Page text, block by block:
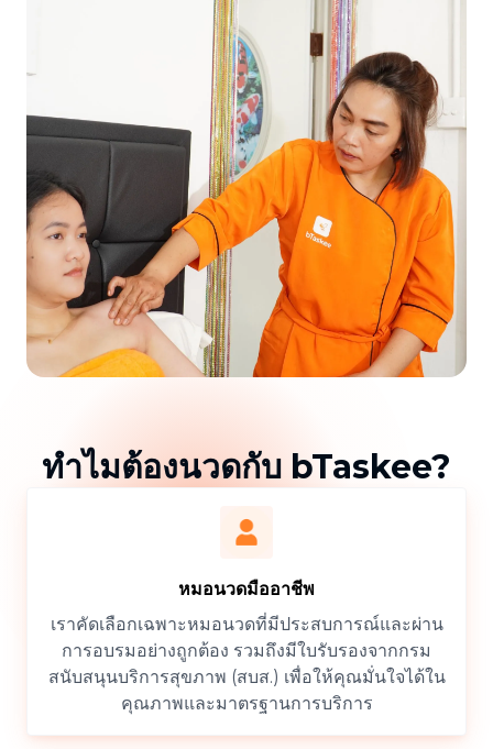
ทำไมต้องนวดกับ bTaskee?
หมอนวดมืออาชีพ
เราคัดเลือกเฉพาะหมอนวดที่มีประสบการณ์และผ่าน
การอบรมอย่างถูกต้อง รวมถึงมีใบรับรองจากกรม
สนับสนุนบริการสุขภาพ (สบส.) เพื่อให้คุณมั่นใจได้ใน
คุณภาพและมาตรฐานการบริการ